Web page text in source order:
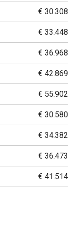
€ 30.308
€ 33.448
€ 36.968
€ 42.869
€ 55.902
€ 30.580
€ 34.382
€ 36.473
€ 41.514